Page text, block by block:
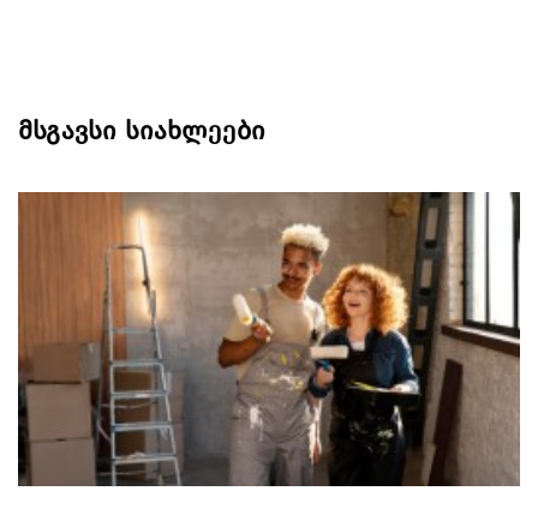
მსგავსი სიახლეები